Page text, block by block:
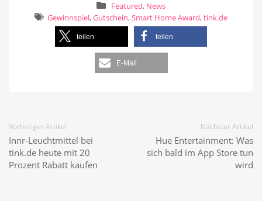
Featured, News
Gewinnspiel,Gutschein,Smart Home Award,tink.de
teilen teilen
E-Mail
Vorheriger Artikel
Innr-Leuchtmittel bei
tink.de heute mit 20
Prozent Rabatt kaufen
Nächster Artikel
Hue Entertainment: Was
sich bald im App Store tun
wird